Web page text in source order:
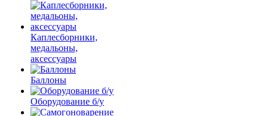
Каплесборники,
медальоны,
аксессуары
Баллоны
Оборудование б/у